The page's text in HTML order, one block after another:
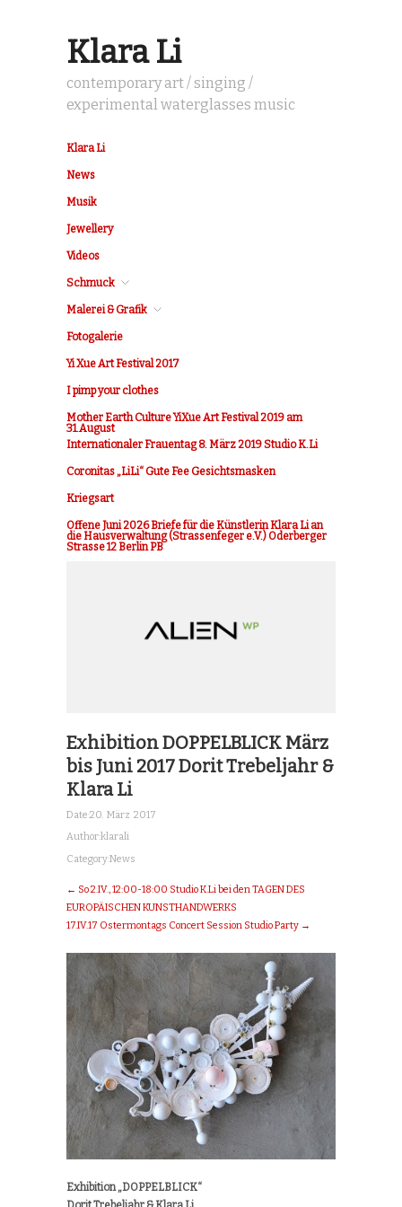
Klara Li
contemporary art / singing /
experimental waterglasses music
Klara Li
News
Musik
Jewellery
Videos
Schmuck
Malerei & Grafik
Fotogalerie
Yi Xue Art Festival 2017
I pimp your clothes
Mother Earth Culture YiXue Art Festival 2019 am
31.August
Internationaler Frauentag 8. März 2019 Studio K.Li
Coronitas „LiLi“ Gute Fee Gesichtsmasken
Kriegsart
Offene Juni 2026 Briefe für die Künstlerin Klara Li an
die Hausverwaltung (Strassenfeger e.V.) Oderberger
Strasse 12 Berlin PB
Exhibition DOPPELBLICK März
bis Juni 2017 Dorit Trebeljahr &
Klara Li
Date:20. März 2017
Author:klarali
Category:News
← So 2.IV., 12:00-18:00 Studio K.Li bei den TAGEN DES
EUROPÄISCHEN KUNSTHANDWERKS
17.IV.17 Ostermontags Concert Session Studio Party →
Exhibition „DOPPELBLICK“